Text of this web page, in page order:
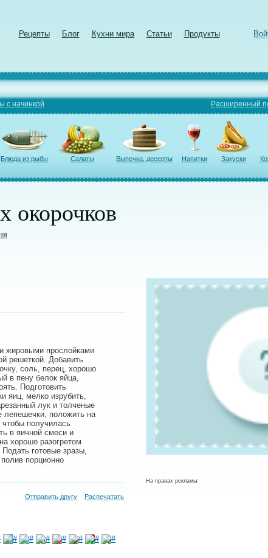
Рецепты Блог Кухни мира Статьи Продукты
с начинкой Расширенный
Блюда из рыбы Салаты Выпечка, десерты Напитки Закуски
окорочков
жировыми прослойками
решеткой. Добавить
соль, перец, хорошо
в пену белок яйца,
Подготовить
яиц, мелко изрубить,
лук и толченые
лепешечки, положить на
чтобы получилась
в яичной смеси и
хорошо разогретом
готовые зразы,
порционно
Отправить другу Распечатать
На правах рекламы: